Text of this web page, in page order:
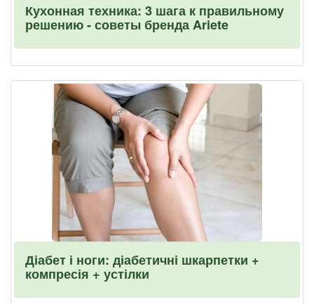
Кухонная техника: 3 шага к правильному
решению - советы бренда Ariete
Діабет і ноги: діабетичні шкарпетки +
компресія + устілки